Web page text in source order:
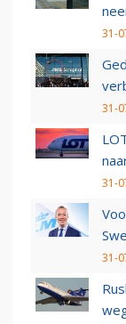
31-
31-
31-
31-